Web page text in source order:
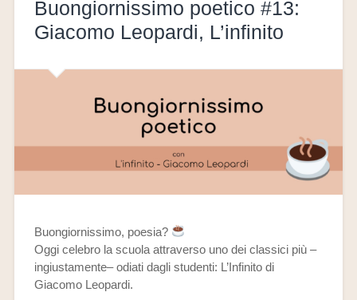
Buongiornissimo poetico #13:
Giacomo Leopardi, L’infinito
Buongiornissimo, poesia?
Oggi celebro la scuola attraverso uno dei classici più –
ingiustamente– odiati dagli studenti: L’Infinito di
Giacomo Leopardi.